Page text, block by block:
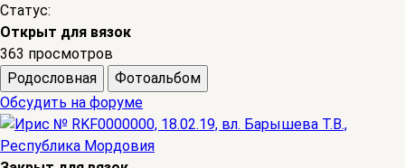
Статус:
Открыт для вязок
363 просмотров
Родословная
Фотоальбом
Обсудить на форуме